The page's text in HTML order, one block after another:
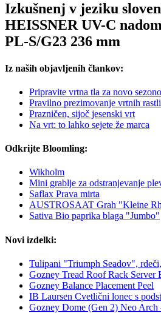
Izkušnenj v jeziku
HEISSNER UV-C
PL-S/G23 236 mm
Iz naših objavljenih člankov:
Pripravite vrtna tla za novo sezono
Pravilno prezimovanje vrtnih
Prazničen, sijoč jesenski vrt
Na vrt: to lahko sejete že marca
Odkrijte Bloomling:
Wikholm
Mini grablje za odstranjevanje
Saflax Prava mirta
AUSTROSAAT Grah "Kleine
Sativa Bio paprika blaga "Jumbo"
Novi izdelki:
Tulipani "Triumph Seadov",
Gozney Tread Roof Rack Server
Gozney Balance Placement Peel
IB Laursen Cvetlični lonec s
Gozney Dome (Gen 2) Neo Arch